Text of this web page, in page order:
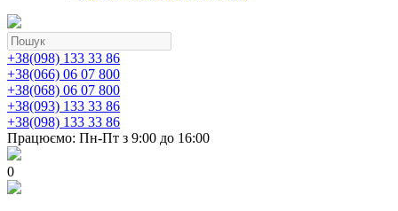
+38(098) 133 33 86
+38(066) 06 07 800
+38(068) 06 07 800
+38(093) 133 33 86
+38(098) 133 33 86
Працюємо: Пн-Пт з 9:00 до 16:00
0